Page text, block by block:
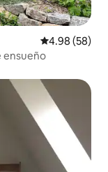
Calificación
4.98 (58)
ensueño